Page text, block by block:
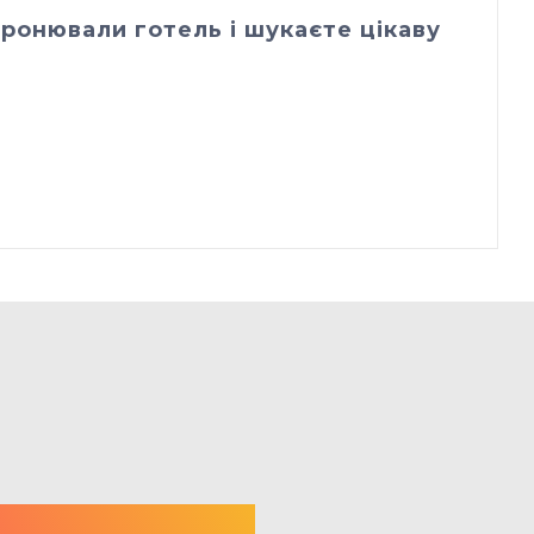
готель і шукаєте цікаву